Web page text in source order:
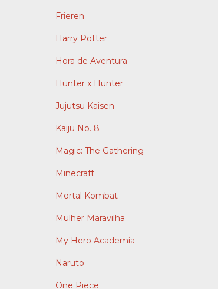
Frieren
Harry Potter
Hora de Aventura
Hunter x Hunter
Jujutsu Kaisen
Kaiju No. 8
Magic: The Gathering
Minecraft
Mortal Kombat
Mulher Maravilha
My Hero Academia
Naruto
One Piece